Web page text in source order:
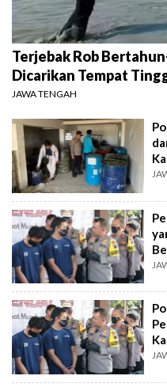
Terjebak Rob
Dicarikan Tempat
JAWA TENGAH